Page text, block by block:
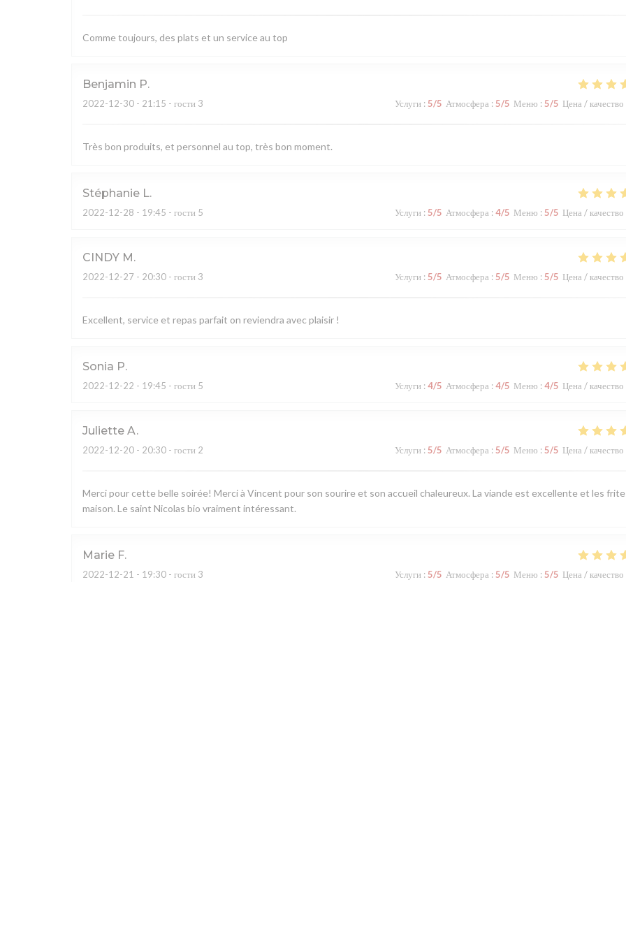
Comme toujours, des plats et un service au top
Benjamin P
2022-12-30 - 21:15 - гости 3 Услуги : 5/5 Атмосфера : 5/5 Меню : 5/5 Цена / качество
Très bon produits, et personnel au top, très bon moment.
Stéphanie L
2022-12-28 - 19:45 - гости 5 Услуги : 5/5 Атмосфера : 4/5 Меню : 5/5 Цена / качество
CINDY M
2022-12-27 - 20:30 - гости 3 Услуги : 5/5 Атмосфера : 5/5 Меню : 5/5 Цена / качество
Excellent, service et repas parfait on reviendra avec plaisir !
Sonia P
2022-12-22 - 19:45 - гости 5 Услуги : 4/5 Атмосфера : 4/5 Меню : 4/5 Цена / качество
Juliette A
2022-12-20 - 20:30 - гости 2 Услуги : 5/5 Атмосфера : 5/5 Меню : 5/5 Цена / качество
Merci pour cette belle soirée! Merci à Vincent pour son sourire et son accueil chaleureux. La viande est excellente et les
maison. Le saint Nicolas bio vraiment intéressant.
Marie F
2022-12-21 - 19:30 - гости 3 Услуги : 5/5 Атмосфера : 5/5 Меню : 5/5 Цена / качество